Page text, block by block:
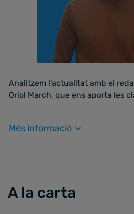
Analitzem l'actualitat amb el
Oriol March, que ens aporta les
Més informació
A la carta